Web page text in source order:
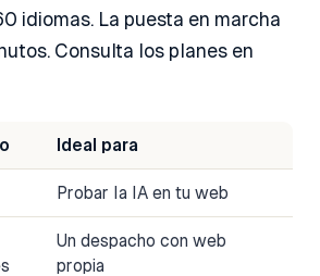
idiomas. La puesta en marcha
Consulta los planes en
Ideal para
Probar la IA en tu web
Un despacho con web
propia